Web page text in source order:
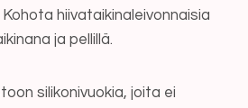
hiivataikinaleivonnaisia
ja pellillä.
silikonivuokia, joita ei